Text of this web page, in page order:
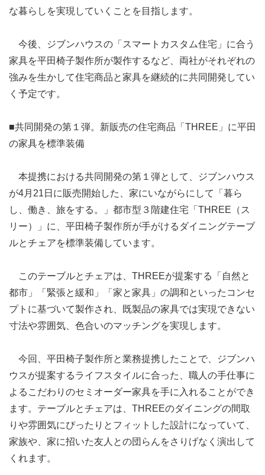
な暮らしを実現していくことを目指します。
今後、ジブンハウスの「スマートカスタム住宅」に合う
家具を平田椅子製作所が製作するなど、両社がそれぞれの
強みを生かして住宅商品と家具を継続的に共同開発してい
く予定です。
■共同開発の第１弾。新販売の住宅商品「THREE」に平田
の家具を標準装備
本提携における共同開発の第１弾として、ジブンハウス
が4月21日に販売開始した、家にいながらにして「暮ら
し、働き、旅をする。」都市型３階建住宅「THREE（ス
リー）」に、平田椅子製作所が手がけるダイニングテーブ
ルとチェアを標準装備しています。
このテーブルとチェアは、THREEが提案する「自然と
都市」「緊張と緩和」「家と家具」の調和といったコンセ
プトに基づいて製作され、既製品の家具では実現できない
寸法や雰囲気、色合いのマッチングを実現します。
今回、平田椅子製作所と業務提携したことで、ジブンハ
ウスが提案するライフスタイルに合った、職人の手仕事に
よるこだわりのセミオーダー家具を手に入れることができ
ます。テーブルとチェアは、THREEのダイニングの間取
りや雰囲気にぴったりとフィットした設計になっていて、
家族や、家に招いた友人との団らんをさりげなく演出して
くれます。